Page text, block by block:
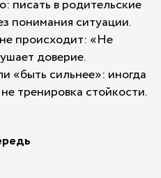
писать в родительские
понимания ситуации.
происходит: «Не
доверие.
«быть сильнее»: иногда
тренировка стойкости.